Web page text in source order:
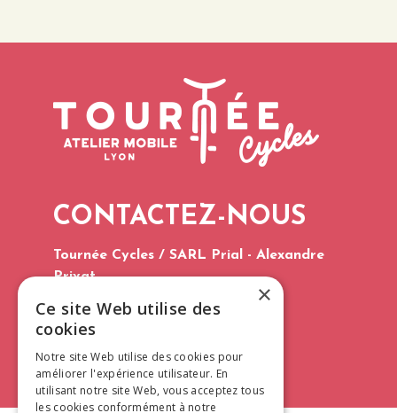
CONTACTEZ-NOUS
Tournée Cycles / SARL Prial - Alexandre
Privat
E-mail : contact@tourneecycles.fr
CGV 2026
×
Ce site Web utilise des
cookies
Notre site Web utilise des cookies pour
améliorer l'expérience utilisateur. En
utilisant notre site Web, vous acceptez tous
les cookies conformément à notre